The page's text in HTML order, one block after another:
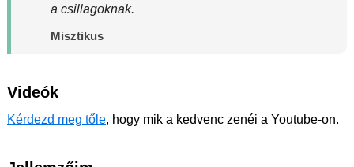
a csillagoknak.
Misztikus
Videók
Kérdezd meg tőle, hogy mik a kedvenc zenéi a Youtube-on.